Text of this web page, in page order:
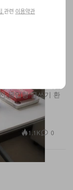
수제 기기
오픈소스 기반의
Drive 자동 백업
몰입형 글쓰기 환
1.1K 0
관련 이용약관